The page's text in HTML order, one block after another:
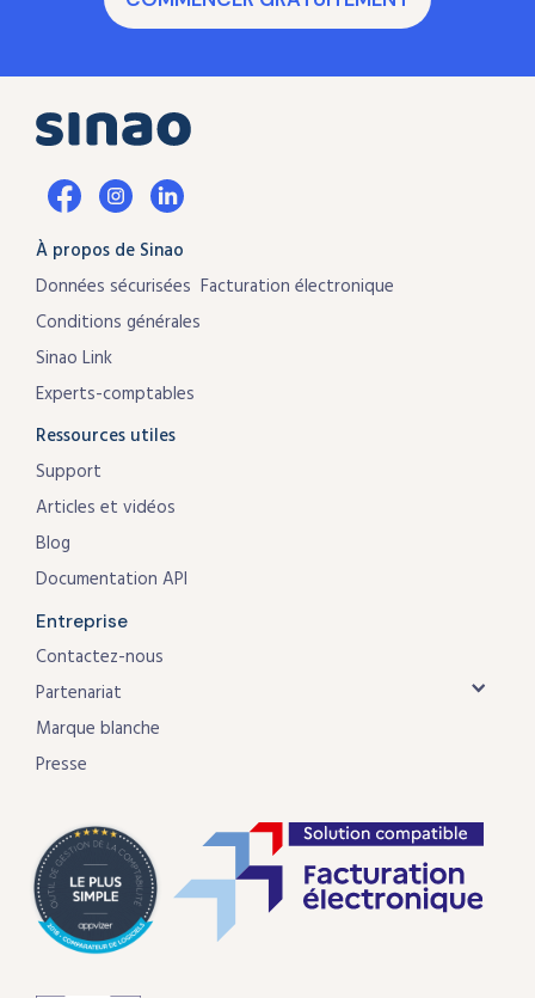
À propos de Sinao
Données sécurisées
Conditions générales
Facturation électronique
Sinao Link
Experts-comptables
Ressources utiles
Support
Articles et vidéos
Blog
Documentation API
Entreprise
Contactez-nous
Partenariat
Marque blanche
Presse